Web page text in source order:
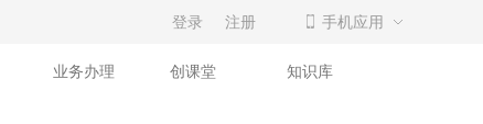
登录 注册 手机应用
业务办理 创课堂 知识库